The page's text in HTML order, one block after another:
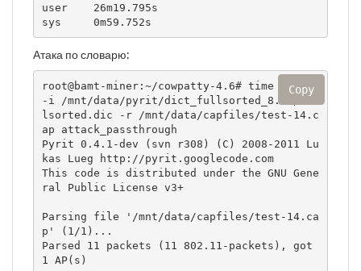
user    26m19.795s
sys     0m59.752s
Атака по словарю:
root@bamt-miner:~/cowpatty-4.6# time pyrit
-i /mnt/data/pyrit/dict_fullsorted_8.2G/ful
lsorted.dic -r /mnt/data/capfiles/test-14.c
ap attack_passthrough
Pyrit 0.4.1-dev (svn r308) (C) 2008-2011 Lu
kas Lueg http://pyrit.googlecode.com
This code is distributed under the GNU Gene
ral Public License v3+
Parsing file '/mnt/data/capfiles/test-14.ca
p' (1/1)...
Parsed 11 packets (11 802.11-packets), got
1 AP(s)
Copy